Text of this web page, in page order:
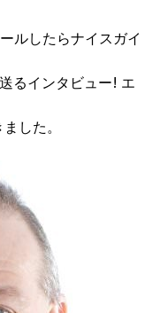
ルしたらナイスガイ
るインタビュー! エ
した。